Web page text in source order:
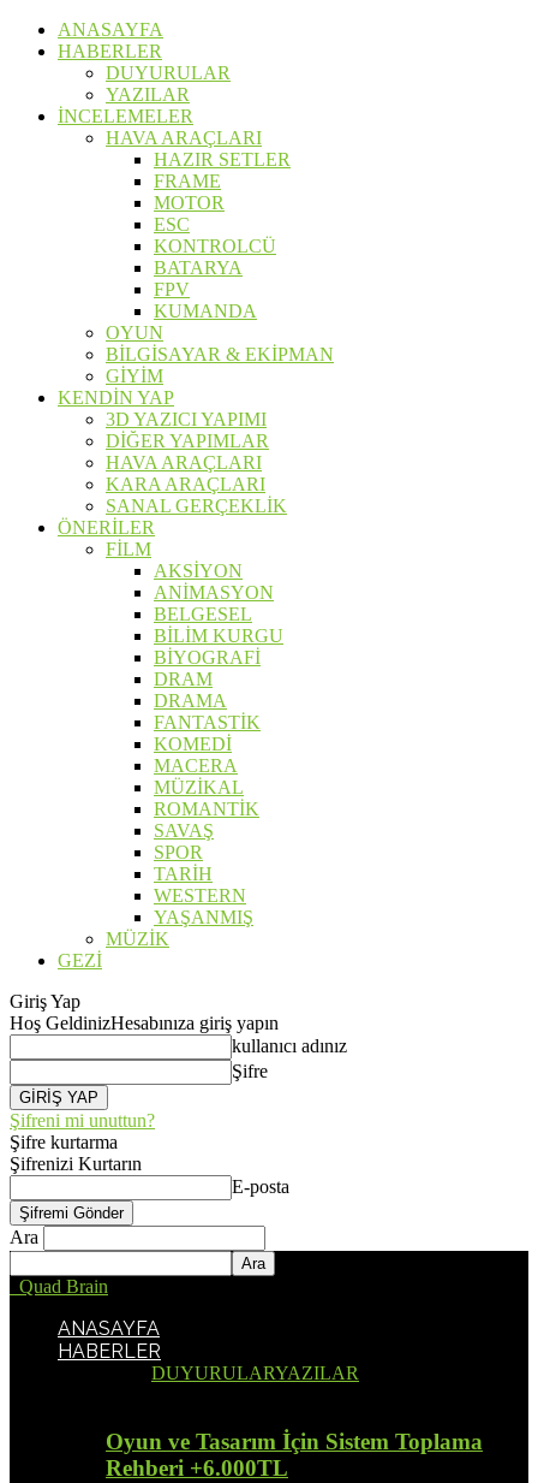
ANASAYFA
HABERLER
DUYURULAR
YAZILAR
İNCELEMELER
HAVA ARAÇLARI
HAZIR SETLER
FRAME
MOTOR
ESC
KONTROLCÜ
BATARYA
FPV
KUMANDA
OYUN
BİLGİSAYAR & EKİPMAN
GİYİM
KENDİN YAP
3D YAZICI YAPIMI
DİĞER YAPIMLAR
HAVA ARAÇLARI
KARA ARAÇLARI
SANAL GERÇEKLİK
ÖNERİLER
FİLM
AKSİYON
ANİMASYON
BELGESEL
BİLİM KURGU
BİYOGRAFİ
DRAM
DRAMA
FANTASTİK
KOMEDİ
MACERA
MÜZİKAL
ROMANTİK
SAVAŞ
SPOR
TARİH
WESTERN
YAŞANMIŞ
MÜZİK
GEZİ
Giriş Yap
Hoş GeldinizHesabınıza giriş yapın
kullanıcı adınız
Şifre
Şifreni mi unuttun?
Şifre kurtarma
Şifrenizi Kurtarın
E-posta
Ara
Quad Brain
ANASAYFA
HABERLER
DUYURULARYAZILAR
Oyun ve Tasarım İçin Sistem Toplama
Rehberi +6.000TL